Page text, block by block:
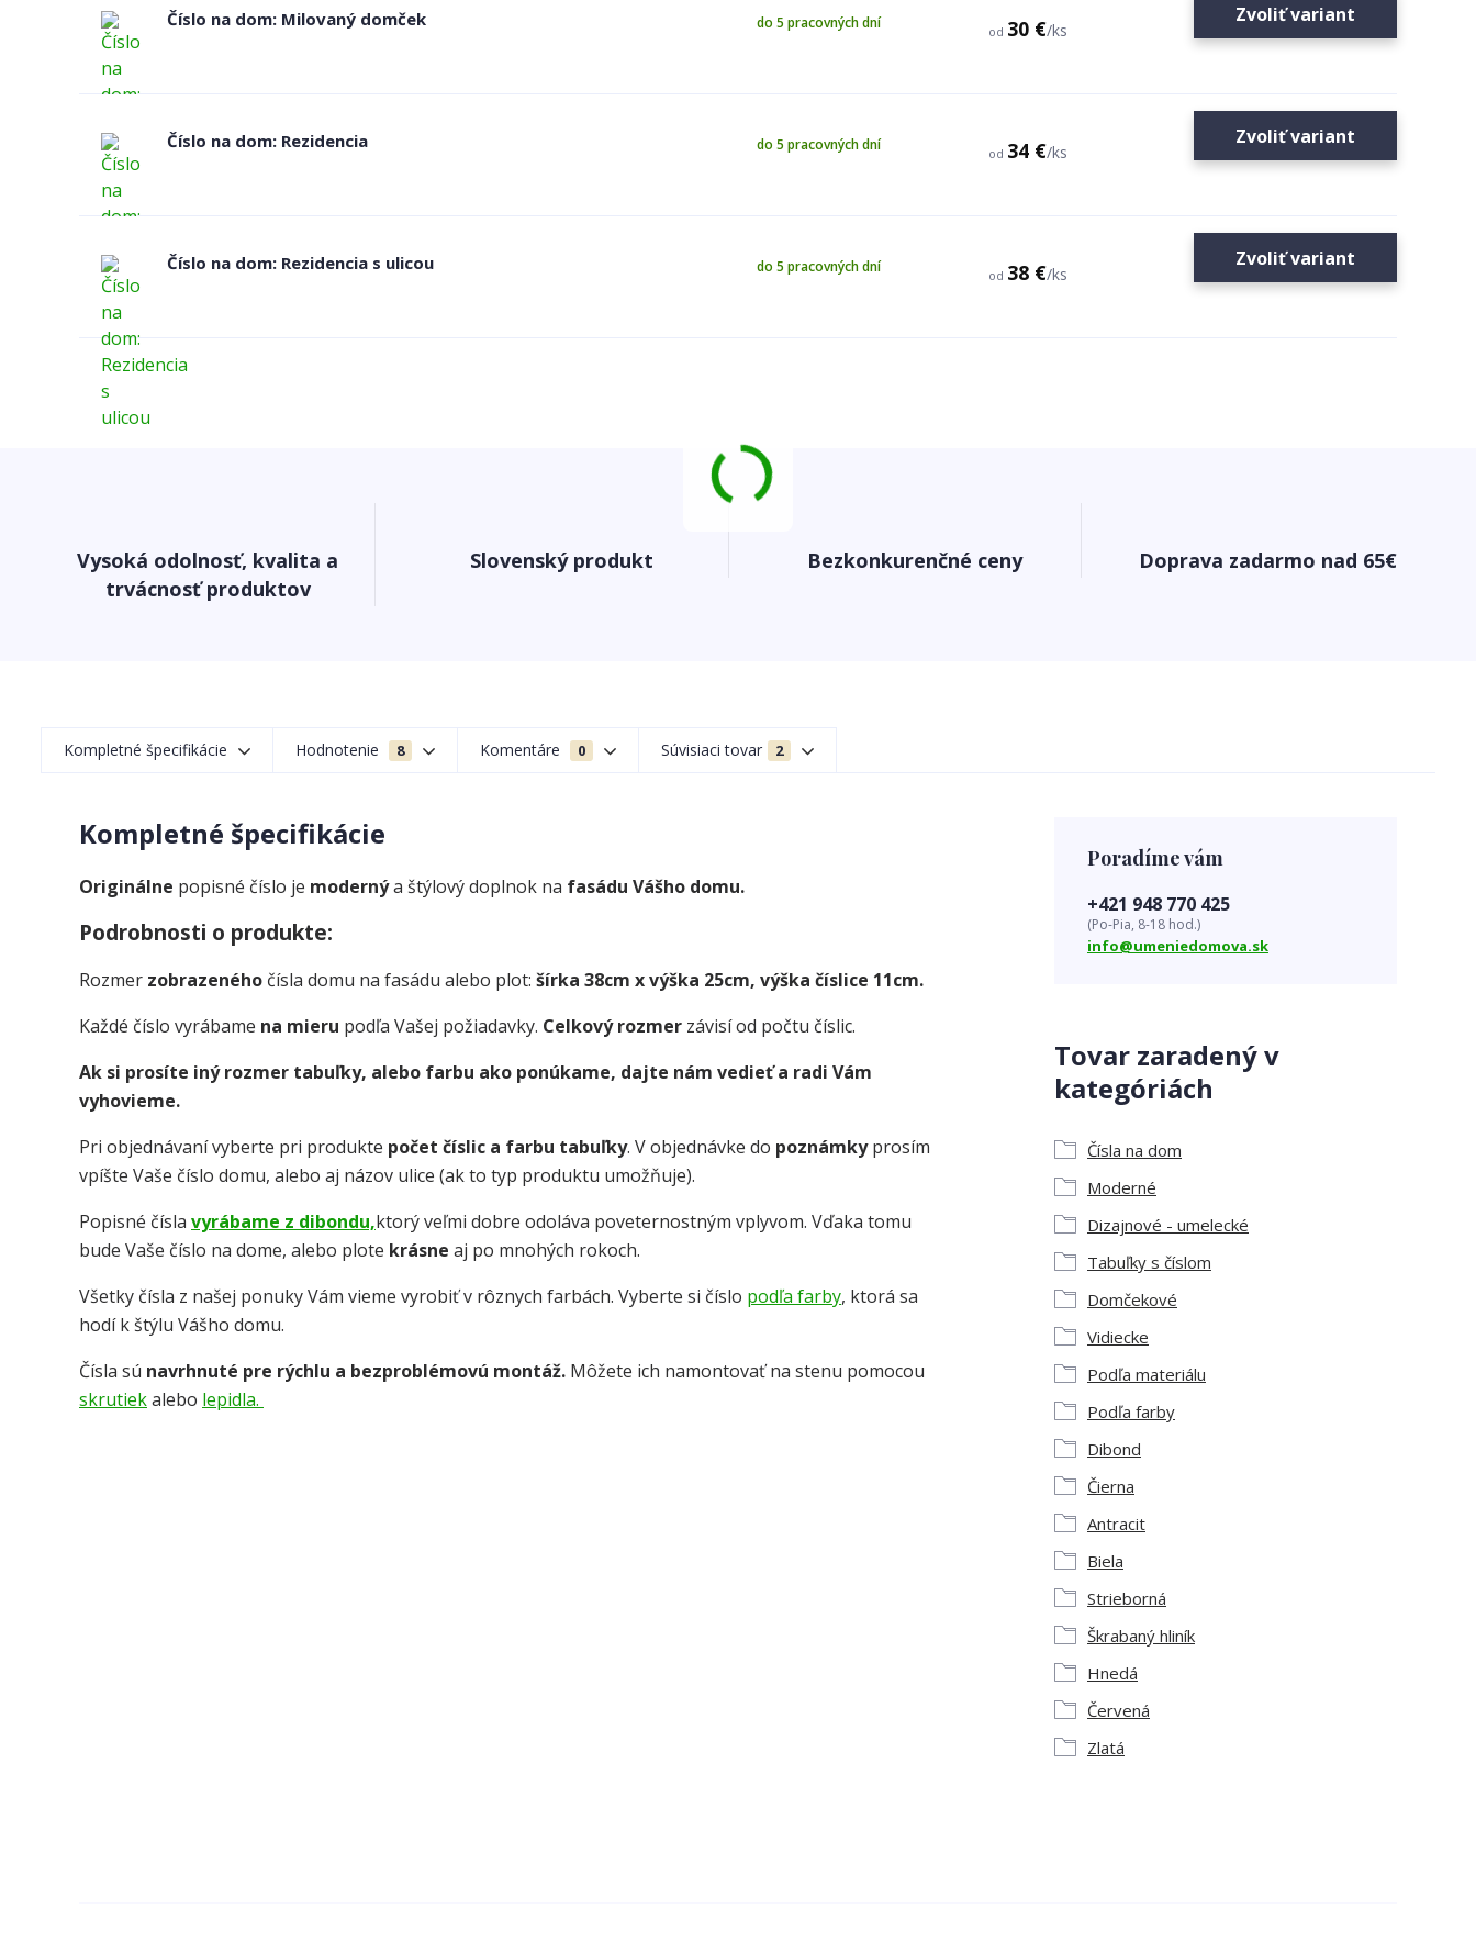
Číslo na dom: Milovaný domček
od 30 €/ks
do 5 pracovných dní Zvoliť variant
Číslo na dom: Rezidencia
od 34 €/ks
do 5 pracovných dní Zvoliť variant
Číslo na dom: Rezidencia s ulicou
od 38 €/ks
do 5 pracovných dní Zvoliť variant
Vysoká odolnosť, kvalita a
trvácnosť produktov
Slovenský produkt Bezkonkurenčné ceny Doprava zadarmo nad 65€
Kompletné špecifikácie Hodnotenie 8 Komentáre 0 Súvisiaci tovar 2
Kompletné špecifikácie
Originálne popisné číslo je modernýa štýlový doplnok na fasádu Vášho domu.
Podrobnosti o produkte:
Rozmer zobrazeného čísla domu na fasádu alebo plot: šírka 38cm x výška 25cm, výška číslice 11cm.
Každé číslo vyrábame na mieru podľa Vašej požiadavky. Celkový rozmer závisí od počtu číslic.
Ak si prosíte iný rozmer tabuľky, alebo farbu ako ponúkame, dajte nám vedieť a radi Vám
vyhovieme.
Pri objednávaní vyberte pri produkte počet číslic a farbu tabuľky. V objednávke do poznámkyprosím
vpíšte Vaše číslo domu, alebo aj názov ulice (ak to typ produktu umožňuje).
Popisné čísla vyrábame z dibondu,ktorý veľmi dobre odoláva poveternostným vplyvom. Vďaka tomu
bude Vaše číslo na dome, alebo plote krásne aj po mnohých rokoch.
Všetky čísla z našej ponuky Vám vieme vyrobiť v rôznych farbách. Vyberte si číslo podľa farby, ktorá sa
hodí k štýlu Vášho domu.
Čísla sú navrhnuté pre rýchlu a bezproblémovú montáž. Môžete ich namontovať na stenu pomocou
skrutiekalebo lepidla.
Tovar zaradený v
kategóriách
Čísla na dom
Moderné
Dizajnové - umelecké
Tabuľky s číslom
Domčekové
Vidiecke
Podľa materiálu
Podľa farby
Dibond
Čierna
Antracit
Biela
Strieborná
Škrabaný hliník
Hnedá
Červená
Zlatá
Poradíme vám
+421 948 770 425
(Po-Pia, 8-18 hod.)
info@umeniedomova.sk